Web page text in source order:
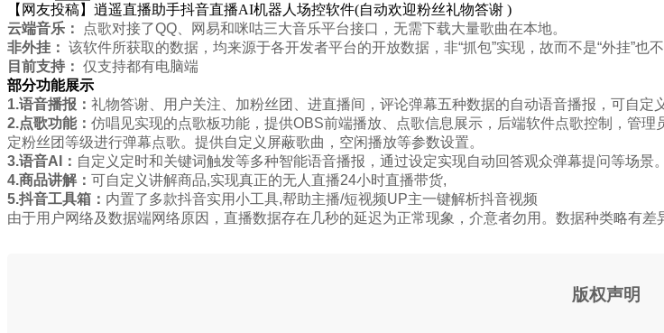
【网友投稿】逍遥直播助手抖音直播AI机器人场控软件(自动欢迎粉丝礼物答谢 )
云端音乐：
点歌对接了QQ、网易和咪咕三大音乐平台接口，无需下载大量歌曲在本地。
非外挂： 该软件所获取的数据，均来源于各开发者平台的开放数据，非“抓包”实现，故而不是“外挂”也
目前支持： 仅支持都有电脑端
部分功能展示
1.语音播报： 礼物答谢、用户关注、加粉丝团、进直播间，评论弹幕五种数据的自动语音播报，可自定
2.点歌功能： 仿唱见实现的点歌板功能，提供OBS前端播放、点歌信息展示，后端软件点歌控制，管
定粉丝团等级进行弹幕点歌。提供自定义屏蔽歌曲，空闲播放等参数设置。
3.语音AI： 自定义定时和关键词触发等多种智能语音播报，通过设定实现自动回答观众弹幕提问等场景。
4.商品讲解： 可自定义讲解商品,实现真正的无人直播24小时直播带货,
5.抖音工具箱： 内置了多款抖音实用小工具,帮助主播/短视频UP主一键解析抖音视频
由于用户网络及数据端网络原因，直播数据存在几秒的延迟为正常现象，介意者勿用。数据种类略有差
版权声明